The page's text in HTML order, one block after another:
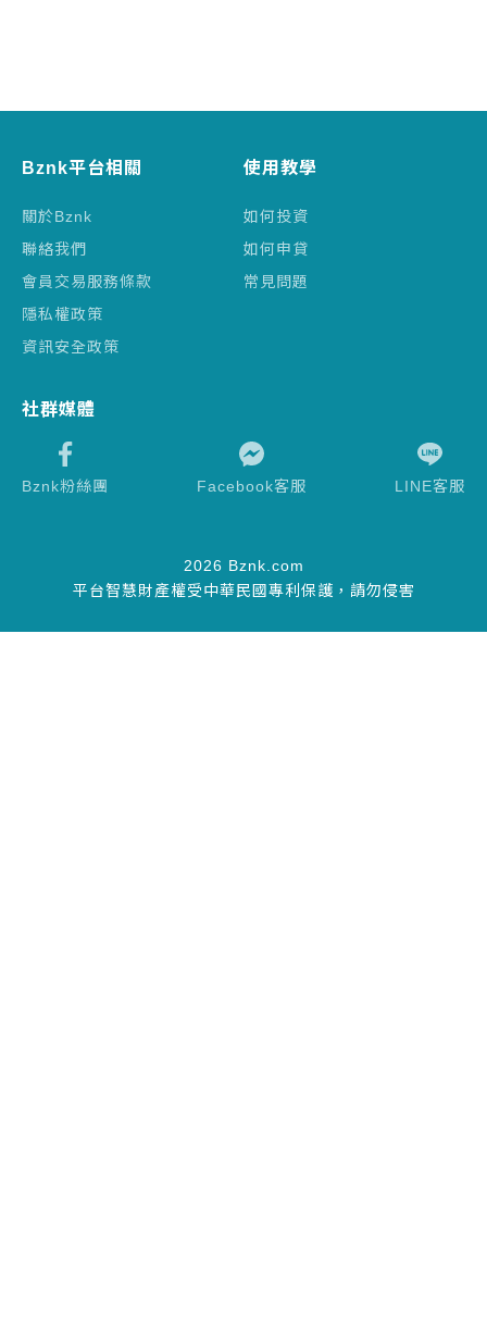
Bznk平台相關
關於Bznk
聯絡我們
會員交易服務條款
隱私權政策
資訊安全政策
使用教學
如何投資
如何申貸
常見問題
社群媒體
Bznk粉絲團 Facebook客服 LINE客服
2026 Bznk.com
平台智慧財產權受中華民國專利保護，請勿侵害